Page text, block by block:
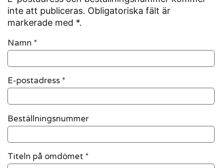
inte att publiceras. Obligatoriska fält är
markerade med *.
Namn *
E-postadress *
Beställningsnummer
Titeln på omdömet *